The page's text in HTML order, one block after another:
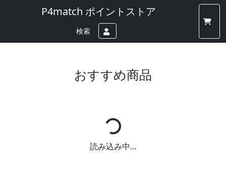
P4match ポイントストア
検索
おすすめ商品
読み込み中...